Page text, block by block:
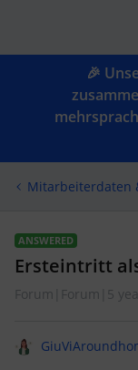
🎉
Mitarbeiterdaten
ANSWERED
Ersteintritt
Forum|Forum|5